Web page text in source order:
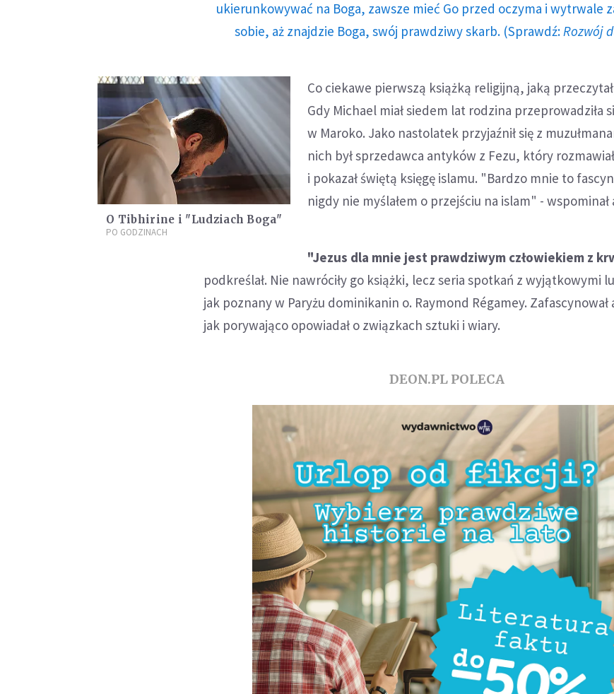
ukierunkowywać na Boga, zawsze mieć Go przed oczyma i wytrwale
sobie, aż znajdzie Boga, swój prawdziwy skarb. (Sprawdź: Rozwój
O Tibhirine i "Ludziach Boga"
PO GODZINACH
Co ciekawe pierwszą książką religijną, jaką
Gdy Michael miał siedem lat rodzina przeprowadziła
w Maroko. Jako nastolatek przyjaźnił się z
nich był sprzedawca antyków z Fezu, który
i pokazał świętą księgę islamu. "Bardzo mnie to
nigdy nie myślałem o przejściu na islam" - wspominał
"Jezus dla mnie jest prawdziwym człowiekiem z
podkreślał. Nie nawróciły go książki, lecz seria spotkań z wyjątkowymi
jak poznany w Paryżu dominikanin o. Raymond Régamey.
jak porywająco opowiadał o związkach sztuki i wiary.
DEON.PL POLECA